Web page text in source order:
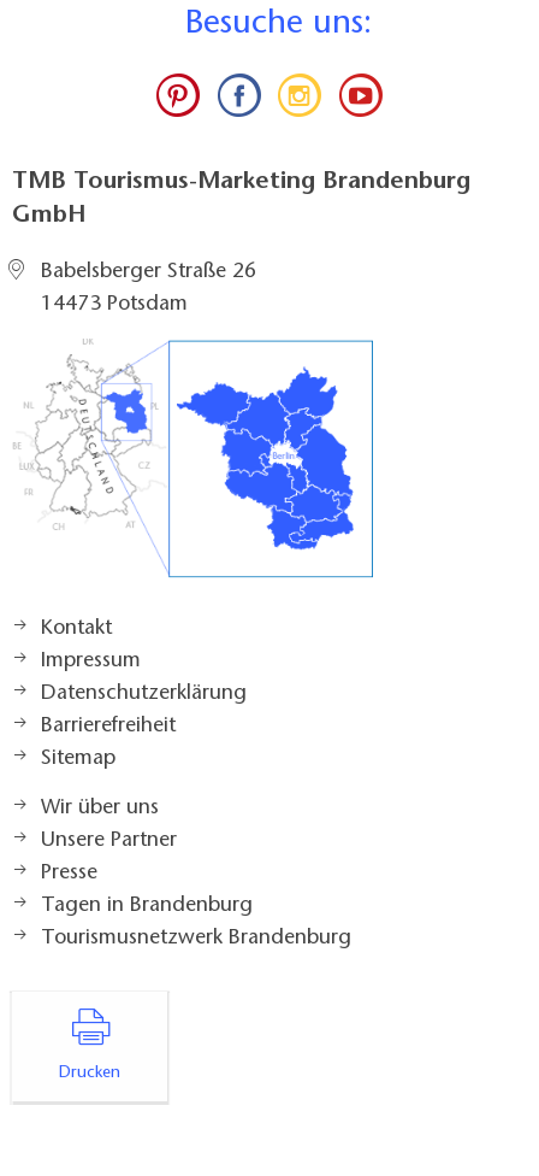
Besuche uns:
TMB Tourismus-Marketing Brandenburg
GmbH
Babelsberger Straße 26
14473 Potsdam
Kontakt
Impressum
Datenschutzerklärung
Barrierefreiheit
Sitemap
Wir über uns
Unsere Partner
Presse
Tagen in Brandenburg
Tourismusnetzwerk Brandenburg
Drucken